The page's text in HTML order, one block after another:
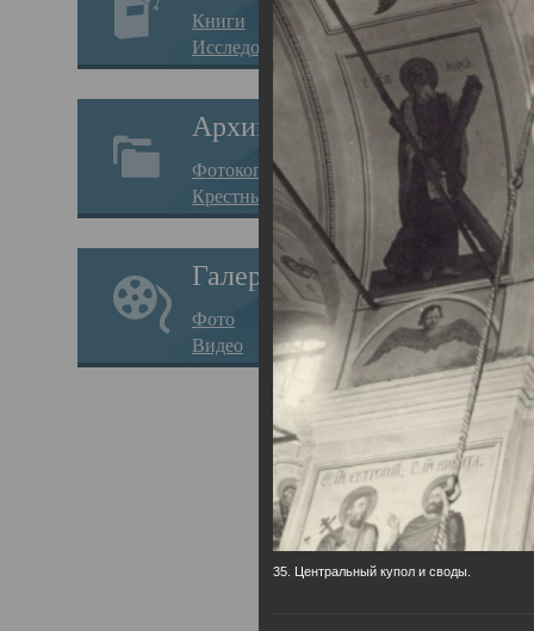
Книги
Исследования
Архив
Фотокопии дел
Крестные ходы
Галерея
Фото
Видео
35. Центральный купол и своды.